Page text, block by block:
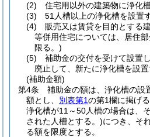
(2)
住宅用以外の建築物に浄化
(3)
51人槽以上の浄化槽を設置
(4)
販売又は賃貸を目的とする
等併用住宅については、居住
限る。)
(5)
補助金の交付を受けて設置
廃止して、新たに浄化槽を設
(補助金額)
第4条
補助金の額は、浄化槽の設
額とし、 別表第1の第1欄に掲げ
浄化槽が11～50人槽の場合は、
された人槽とする。)につき、そ
る額を限度とする。